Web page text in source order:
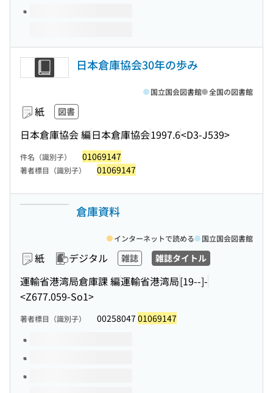
日本倉庫協会30年の歩み
紙 図書
日本倉庫協会 編日本倉庫協会1997.6<D3-J539>
国立国会図書館 全国の図書館
件名（識別子） 01069147
著者標目（識別子） 01069147
倉庫資料
紙 デジタル 雑誌 雑誌タイトル
運輸省港湾局倉庫課 編運輸省港湾局[19--]-
<Z677.059-So1>
インターネットで読める 国立国会図書館
著者標目（識別子） 00258047 01069147
このタイトルの巻号